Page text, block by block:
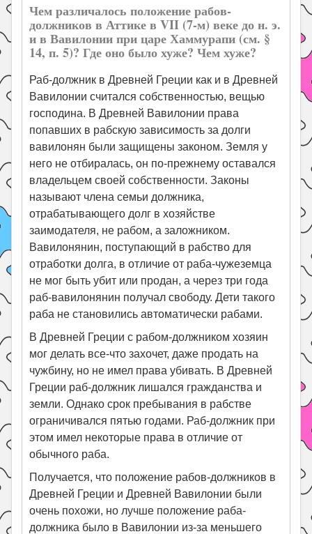
Чем различалось положение рабов-
должников в Аттике в VII (7-м) веке до н. э.
и в Вавилонии при царе Хаммурапи (см. §
14, п. 5)? Где оно было хуже? Чем хуже?
Раб-должник в Древней Греции как и в Древней
Вавилонии считался собственностью, вещью
господина. В Древней Вавилонии права
попавших в рабскую зависимость за долги
вавилонян были защищены законом. Земля у
него не отбиралась, он по-прежнему оставался
владельцем своей собственности. Законы
называют члена семьи должника,
отрабатывающего долг в хозяйстве
заимодателя, не рабом, а заложником.
Вавилонянин, поступающий в рабство для
отработки долга, в отличие от раба-чужеземца
не мог быть убит или продан, а через три года
раб-вавилонянин получал свободу. Дети такого
раба не становились автоматически рабами.
В Древней Греции с рабом-должником хозяин
мог делать все-что захочет, даже продать на
чужбину, но не имел права убивать. В Древней
Греции раб-должник лишался гражданства и
земли. Однако срок пребывания в рабстве
ограничивался пятью годами. Раб-должник при
этом имел некоторые права в отличие от
обычного раба.
Получается, что положение рабов-должников в
Древней Греции и Древней Вавилонии были
очень похожи, но лучше положение раба-
должника было в Вавилонии из-за меньшего